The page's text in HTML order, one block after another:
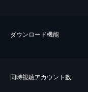
ダウンロード機能
同時視聴アカウント数